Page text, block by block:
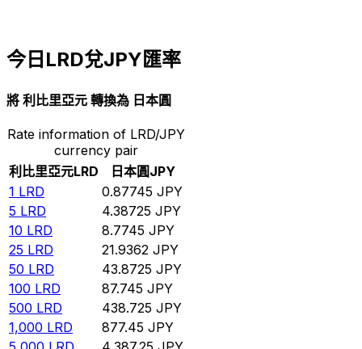
今日LRD兌JPY匯率
將 利比里亞元 轉換為 日本圓
Rate information of LRD/JPY
currency pair
利比里亞元LRD 日本圓JPY
1 LRD 0.87745 JPY
5 LRD 4.38725 JPY
10 LRD 8.7745 JPY
25 LRD 21.9362 JPY
50 LRD 43.8725 JPY
100 LRD 87.745 JPY
500 LRD 438.725 JPY
1,000 LRD 877.45 JPY